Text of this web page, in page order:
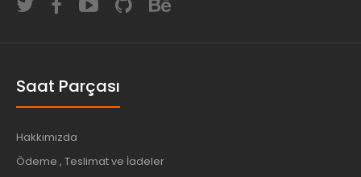
Saat Parçası
Hakkımızda
Ödeme , Teslimat ve İadeler